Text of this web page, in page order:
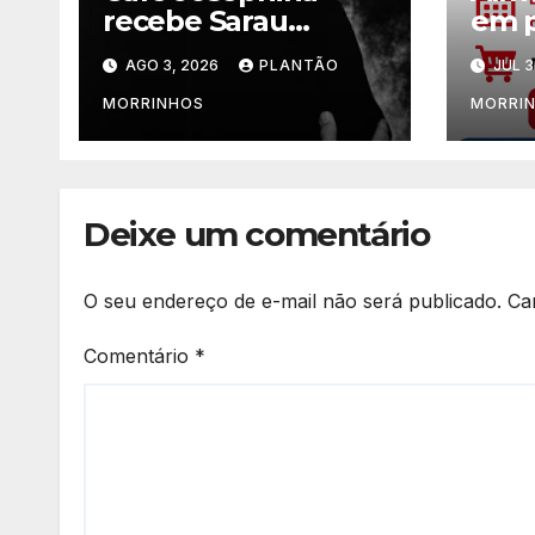
recebe Sarau
Clássico com o
pianista Flávio
Varani nesta terça-
feira
AGO 3, 2026 PLANTÃO
MORRINHOS
em
de
JUL
Deixe um comentário
O seu endereço de e-mail não será publicado.
Comentário *